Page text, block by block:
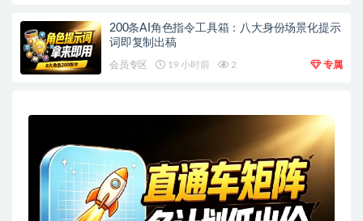
200条AI角色指令工具箱：八大身份场景化提示
词即复制出稿
会员专区 19 小时前 2 专属